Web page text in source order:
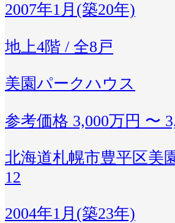
2007年1月(築20年)
地上4階 / 全8戸
美園パークハウス
参考価格 3,000万円 〜
北海道札幌市豊平区美
12
2004年1月(築23年)